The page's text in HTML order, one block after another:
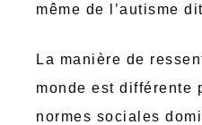
même de l’autisme
La manière de
monde est différente
normes sociales